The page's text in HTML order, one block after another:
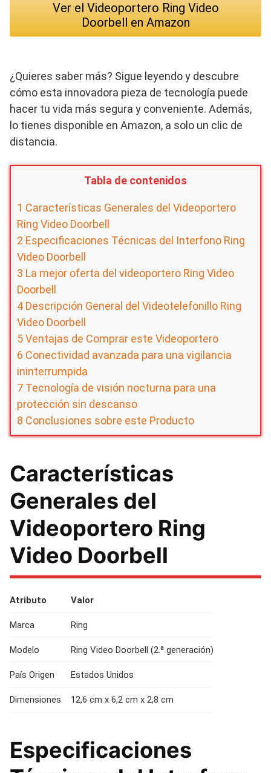
Ver el Videoportero Ring Video
Doorbell en Amazon
¿Quieres saber más? Sigue leyendo y descubre
cómo esta innovadora pieza de tecnología puede
hacer tu vida más segura y conveniente. Además,
lo tienes disponible en Amazon, a solo un clic de
distancia.
Tabla de contenidos
1 Características Generales del Videoportero
Ring Video Doorbell
2 Especificaciones Técnicas del Interfono Ring
Video Doorbell
3 La mejor oferta del videoportero Ring Video
Doorbell
4 Descripción General del Videotelefonillo Ring
Video Doorbell
5Ventajas de Comprar este Videoportero
6 Conectividad avanzada para una vigilancia
ininterrumpida
7 Tecnología de visión nocturna para una
protección sin descanso
8 Conclusiones sobre este Producto
Características
Generales del
Videoportero Ring
Video Doorbell
Atributo Valor
Marca Ring
Modelo Ring Video Doorbell (2.ª generación)
País Origen Estados Unidos
Dimensiones 12,6 cm x 6,2 cm x 2,8 cm
Especificaciones